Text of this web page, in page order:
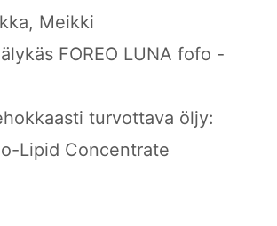
, Meikki
FOREO LUNA fofo -
turvottava öljy:
Lipid Concentrate